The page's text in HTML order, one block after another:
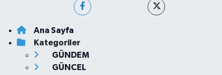
Ana Sayfa
Kategoriler
GÜNDEM
GÜNCEL